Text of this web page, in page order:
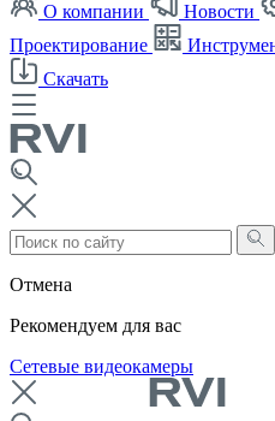
О компании
Новости
Проектирование
Скачать
Отмена
Рекомендуем для вас
Сетевые видеокамеры